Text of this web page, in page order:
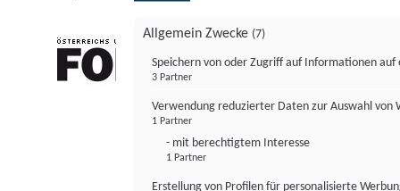
Allgemein Zwecke (7)
Speichern von oder Zugriff auf Informationen auf
3 Partner
Verwendung reduzierter Daten zur Auswahl von
1 Partner
- mit berechtigtem Interesse
1 Partner
Erstellung von Profilen für personalisierte
FONDS professionell